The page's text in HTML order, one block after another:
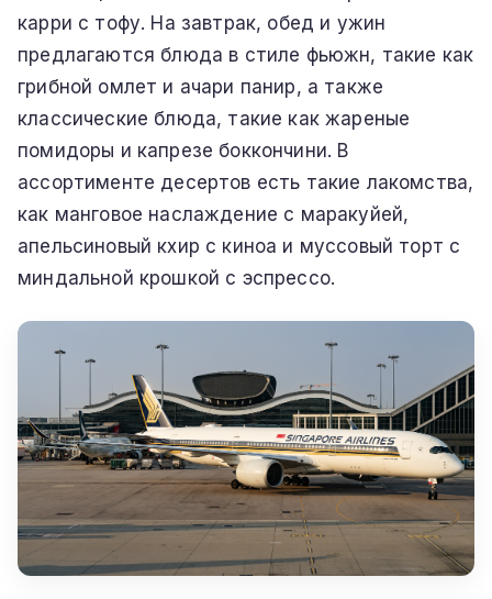
карри с тофу. На завтрак, обед и ужин
предлагаются блюда в стиле фьюжн, такие как
грибной омлет и ачари панир, а также
классические блюда, такие как жареные
помидоры и капрезе боккончини. В
ассортименте десертов есть такие лакомства,
как манговое наслаждение с маракуйей,
апельсиновый кхир с киноа и муссовый торт с
миндальной крошкой с эспрессо.